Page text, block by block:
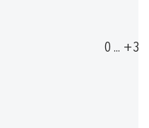
0 ... +35